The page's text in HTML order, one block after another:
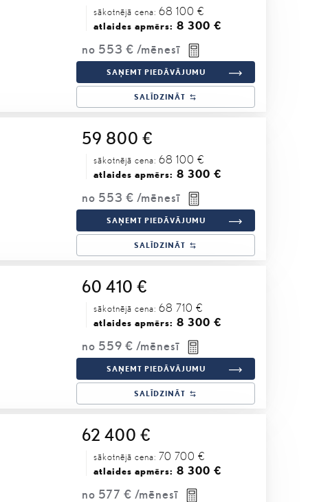
sākotnējā cena: 68 100 €
atlaides apmērs: 8 300 €
no 553 € /mēnesī
SAŅEMT PIEDĀVĀJUMU
SALĪDZINĀT
59 800 €
sākotnējā cena: 68 100 €
atlaides apmērs: 8 300 €
no 553 € /mēnesī
SAŅEMT PIEDĀVĀJUMU
SALĪDZINĀT
60 410 €
sākotnējā cena: 68 710 €
atlaides apmērs: 8 300 €
no 559 € /mēnesī
SAŅEMT PIEDĀVĀJUMU
SALĪDZINĀT
62 400 €
sākotnējā cena: 70 700 €
atlaides apmērs: 8 300 €
no 577 € /mēnesī